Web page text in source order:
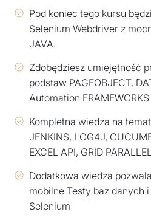
Pod koniec tego kursu
Selenium Webdriver z
JAVA.
Zdobędziesz umiejętność
podstaw PAGEOBJECT,
Automation FRAMEWORKS
Kompletna wiedza na
JENKINS, LOG4J,
EXCEL API, GRID
Dodatkowa wiedza
mobilne Testy baz danych
Selenium